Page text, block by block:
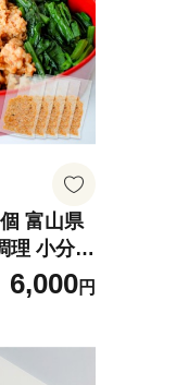
富山県
理 小分け
6,000円